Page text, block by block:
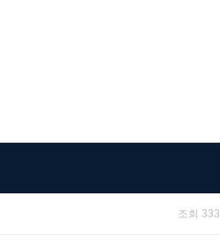
조회 333